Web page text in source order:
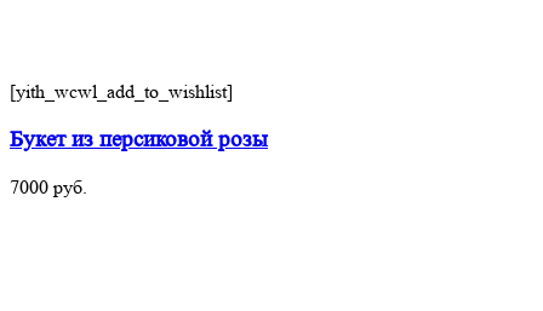
[yith_wcwl_add_to_wishlist]
Букет из персиковой розы
7000 руб.